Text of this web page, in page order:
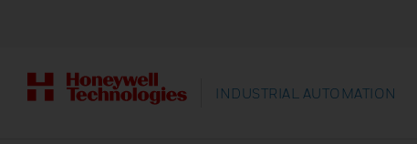
INDUSTRIAL AUTOMATION